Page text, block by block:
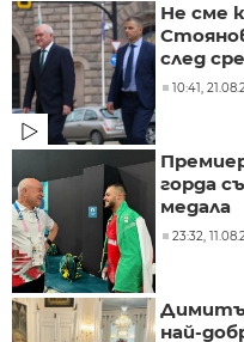
Не сме
след
10:41,
горда
медала
23:32,
най-